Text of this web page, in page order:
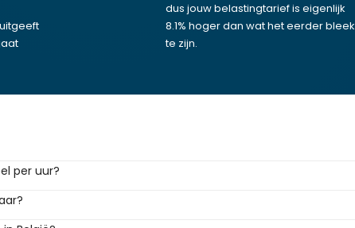
dus jouw belastingtarief is eigenlijk
8.1% hoger dan wat het eerder bleek
te zijn.
per uur?